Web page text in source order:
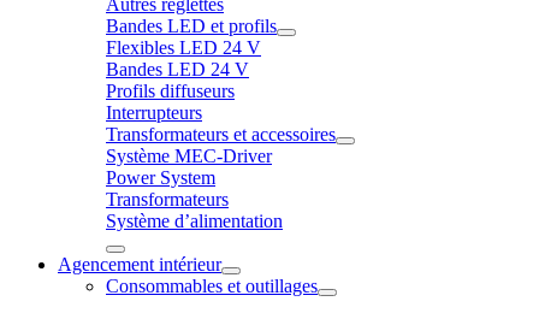
Bandes LED et profils
Flexibles LED 24 V
Bandes LED 24 V
Profils diffuseurs
Interrupteurs
Transformateurs et accessoires
Système MEC-Driver
Power System
Transformateurs
Système d’alimentation
Agencement intérieur
Consommables et outillages